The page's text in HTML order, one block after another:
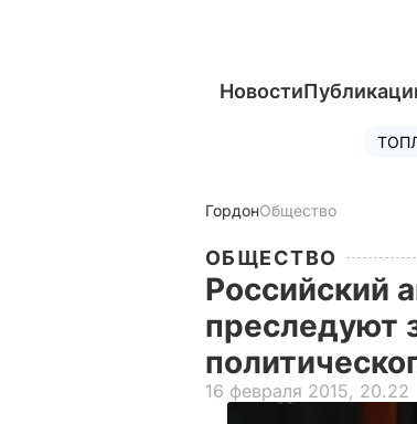
Новости
ГордонОбщество
ОБЩЕСТВО
Российский
преследуют
16 февраля 2015, 20.22